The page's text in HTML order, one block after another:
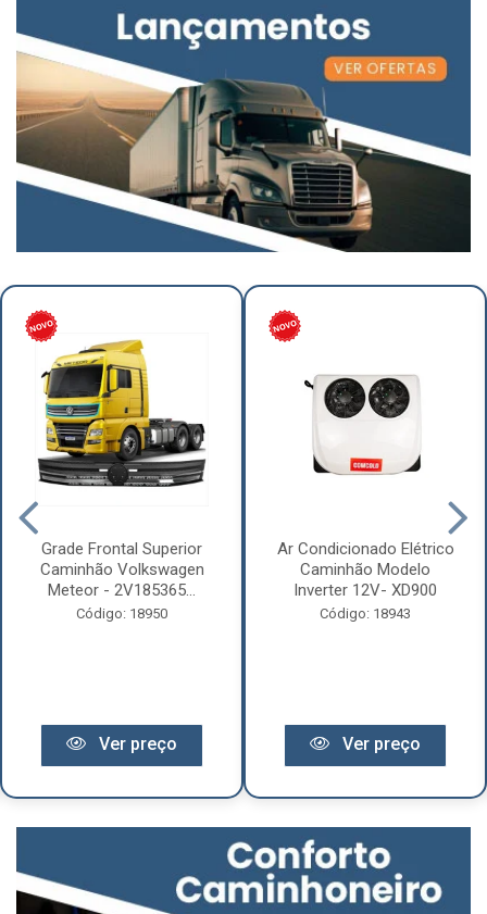
Grade Frontal Superior
Caminhão Volkswagen
Meteor - 2V185365...
Código: 18950
Ver preço
Ar Condicionado Elétrico
Caminhão Modelo
Inverter 12V- XD900
Código: 18943
Ver preço